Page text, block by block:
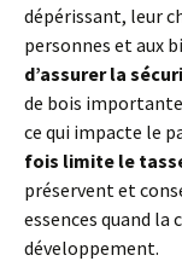
dépérissant, leur
personnes et aux
d’assurer la
de bois
ce qui impacte le
fois limite le
préservent et
essences quand la
développement.